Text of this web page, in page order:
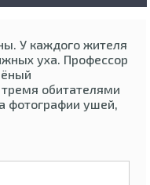
У каждого жителя
уха. Профессор
обитателями
фотографии ушей,